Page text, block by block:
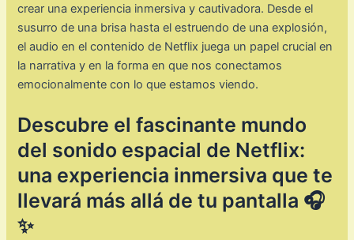
crear una experiencia inmersiva y cautivadora. Desde el
susurro de una brisa hasta el estruendo de una explosión,
el audio en el contenido de Netflix juega un papel crucial en
la narrativa y en la forma en que nos conectamos
emocionalmente con lo que estamos viendo.
Descubre el fascinante mundo
del sonido espacial de Netflix:
una experiencia inmersiva que te
llevará más allá de tu pantalla 🎧
✨